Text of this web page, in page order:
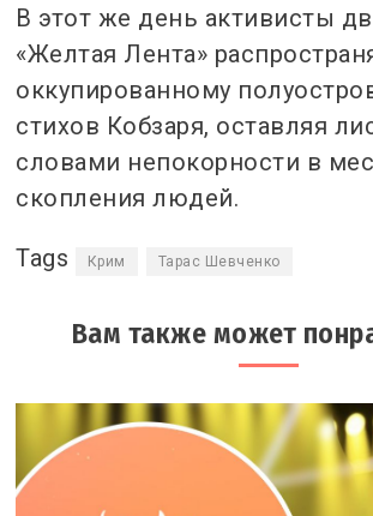
В этот же день активисты
«Желтая Лента»
оккупированному
стихов Кобзаря, оставляя
словами непокорности в
скопления людей.
Tags Крим Тарас Шевченко
Вам также может